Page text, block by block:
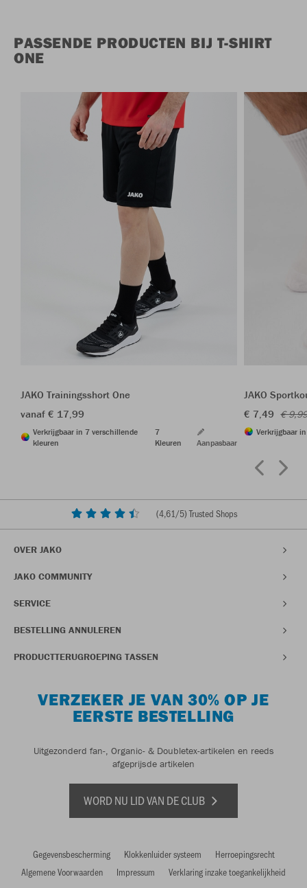
PASSENDE PRODUCTEN BIJ T-SHIRT
ONE
JAKO Trainingsshort One
vanaf € 17,99
Verkrijgbaar in 7 verschillende
kleuren
7
Kleuren
Aanpasbaar
JAKO
€ 7,49 €
Verkrijgbaar
(4,61/5) Trusted Shops
OVER JAKO
JAKO COMMUNITY
SERVICE
BESTELLING ANNULEREN
PRODUCTTERUGROEPING TASSEN
VERZEKER JE VAN 30% OP JE
EERSTE BESTELLING
Uitgezonderd fan-, Organic- & Doubletex-artikelen en reeds
afgeprijsde artikelen
WORD NU LID VAN DE CLUB
Gegevensbescherming Klokkenluider systeem
Herroepingsrecht
Algemene Voorwaarden
Impressum Verklaring inzake toegankelijkheid